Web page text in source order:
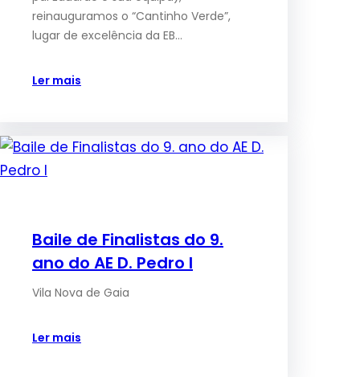
reinauguramos o “Cantinho Verde”,
lugar de excelência da EB…
Ler mais
Baile de Finalistas do 9.
ano do AE D. Pedro I
Vila Nova de Gaia
Ler mais